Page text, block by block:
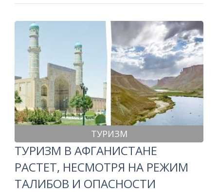
ТУРИЗМ
ТУРИЗМ В АФГАНИСТАНЕ
РАСТЕТ, НЕСМОТРЯ НА РЕЖИМ
ТАЛИБОВ И ОПАСНОСТИ